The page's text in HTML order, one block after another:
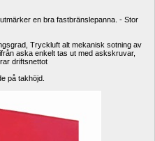
en bra fastbränslepanna. - Stor
Tryckluft alt mekanisk sotning av
aska enkelt tas ut med askskruvar,
driftsnettot
på takhöjd.